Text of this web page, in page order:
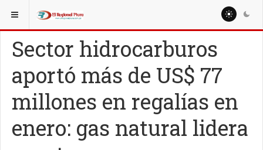
ESTÁ AQUÍ: NACIONALES
Sector hidrocarburos
aportó más de US$ 77
millones en regalías en
enero: gas natural lidera